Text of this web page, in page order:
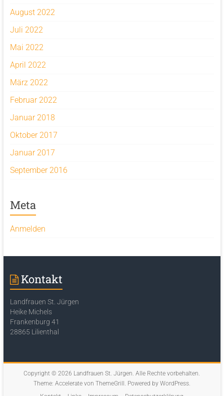
August 2022
Juli 2022
Mai 2022
April 2022
März 2022
Februar 2022
Januar 2018
Oktober 2017
Januar 2017
September 2016
Meta
Anmelden
Kontakt
Landfrauen St. Jürgen
Heike Michels
Frankenburg 41
28865 Lilienthal
Copyright © 2026 Landfrauen St. Jürgen. Alle Rechte vorbehalten.
Theme: Acceleratevon ThemeGrill. Powered by WordPress.